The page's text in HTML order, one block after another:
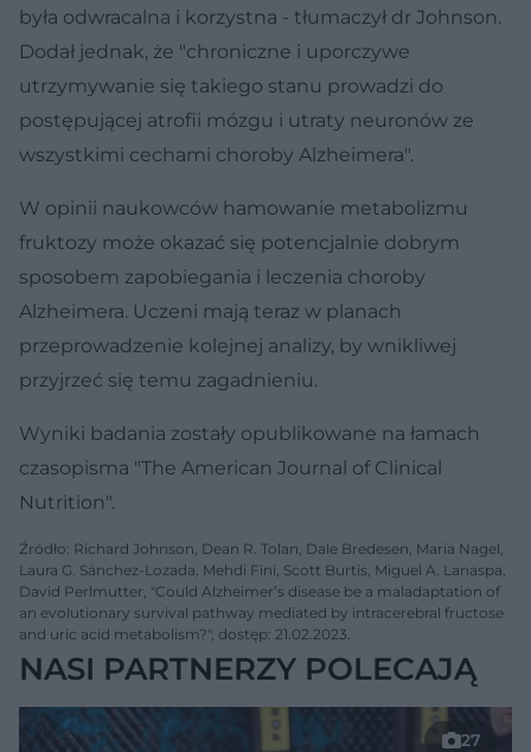
była odwracalna i korzystna - tłumaczył dr Johnson.
Dodał jednak, że "chroniczne i uporczywe
utrzymywanie się takiego stanu prowadzi do
postępującej atrofii mózgu i utraty neuronów ze
wszystkimi cechami choroby Alzheimera".
W opinii naukowców hamowanie metabolizmu
fruktozy może okazać się potencjalnie dobrym
sposobem zapobiegania i leczenia choroby
Alzheimera. Uczeni mają teraz w planach
przeprowadzenie kolejnej analizy, by wnikliwej
przyjrzeć się temu zagadnieniu.
Wyniki badania zostały opublikowane na łamach
czasopisma "The American Journal of Clinical
Nutrition".
Źródło: Richard Johnson, Dean R. Tolan, Dale Bredesen, Maria Nagel,
Laura G. Sánchez-Lozada, Mehdi Fini, Scott Burtis, Miguel A. Lanaspa,
David Perlmutter, "Could Alzheimer’s disease be a maladaptation of
an evolutionary survival pathway mediated by intracerebral fructose
and uric acid metabolism?", dostęp: 21.02.2023.
NASI PARTNERZY POLECAJĄ
27